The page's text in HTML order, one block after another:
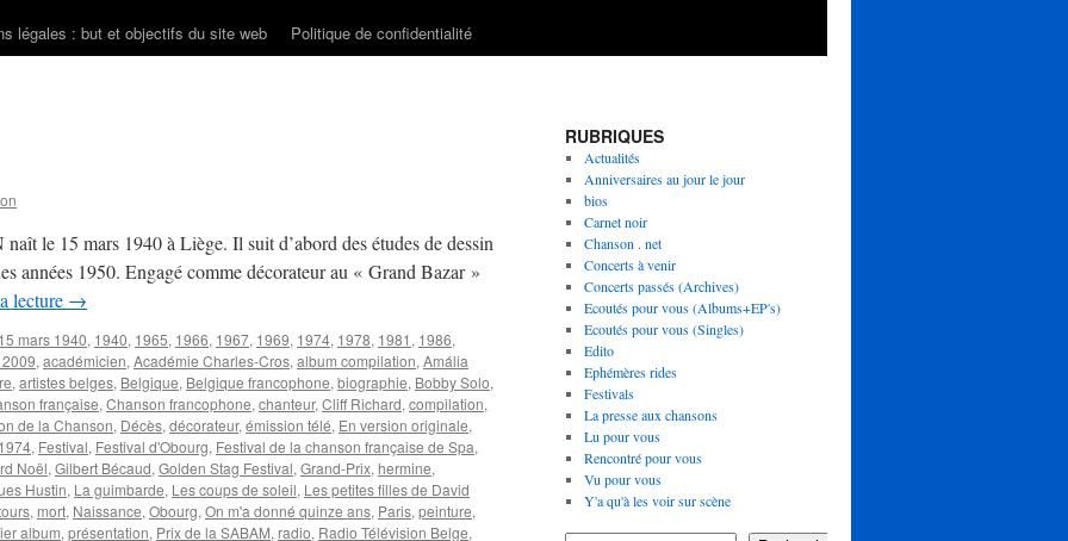
légales : but et objectifs du site web Politique de confidentialité
le 15 mars 1940 à Liège. Il suit d’abord des études de dessin
années 1950. Engagé comme décorateur au « Grand Bazar »
lecture →
15 mars 1940, 1940, 1965, 1966, 1967, 1969, 1974, 1978, 1981 , 1986,
, académicien, Académie Charles-Cros, album compilation, Amália
, artistes belges, Belgique, Belgique francophone, biographie, Bobby Solo,
française, Chanson francophone, chanteur, Cliff Richard, compilation,
de la Chanson, Décès, décorateur, émission télé, En version originale,
, Festival, Festival d'Obourg, Festival de la chanson française de Spa,
Noël, Gilbert Bécaud, Golden Stag Festival, Grand-Prix, hermine,
Hustin, La guimbarde, Les coups de soleil, Les petites filles de David
, mort, Naissance, Obourg, On m'a donné quinze ans, Paris, peinture,
album, présentation, Prix de la SABAM, radio, Radio Télévision Belge,
RUBRIQUES
Actualités
Anniversaires au jour le jour
bios
Carnet noir
Chanson . net
Concerts à venir
Concerts passés (Archives)
Ecoutés pour vous (Albums+EP's)
Ecoutés pour vous (Singles)
Edito
Ephémères rides
Festivals
La presse aux chansons
Lu pour vous
Rencontré pour vous
Vu pour vous
Y'a qu'à les voir sur scène